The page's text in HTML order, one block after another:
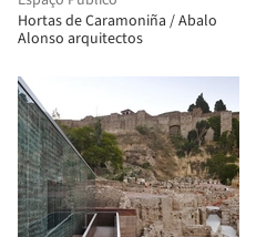
Hortas de Caramoniña / Abalo
Alonso arquitectos